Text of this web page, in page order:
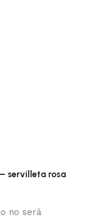
servilleta rosa
no será